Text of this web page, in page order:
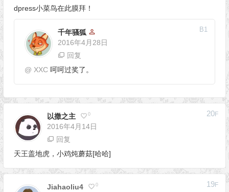
dpress小菜鸟在此膜拜！
千年骚狐
2016年4月28日
B1
回复
@ XXC呵呵过奖了。
以撒之主 0
2016年4月14日
20F
回复
天王盖地虎，小鸡炖蘑菇[哈哈]
Jiahaoliu4 0 19F